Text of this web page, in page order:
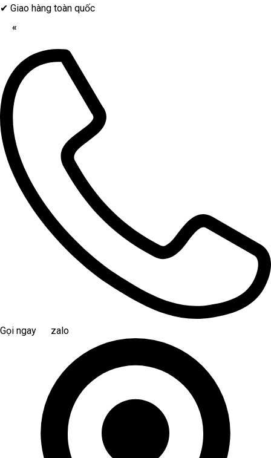
✔ Giao hàng toàn quốc
«
Gọi ngay zalo